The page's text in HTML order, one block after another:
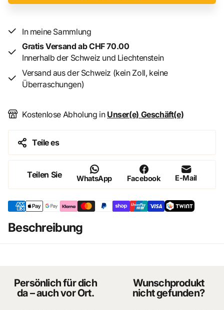
In meine Sammlung
Gratis Versand ab CHF 70.00
Innerhalb der Schweiz und Liechtenstein
Versand aus der Schweiz (kein Zoll, keine
Überraschungen)
Kostenlose Abholung in Unser(e) Geschäft(e)
Teile es
Teilen Sie WhatsApp Facebook E-Mail
Beschreibung
Persönlich für dich
da – auch vor Ort.
Wunschprodukt
nicht gefunden?